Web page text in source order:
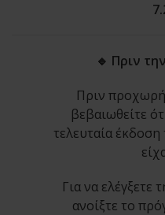
🔹 Πριν
Πριν
βεβαιωθείτε
τελευταία
Για να ελέγξετε
ανοίξτε το